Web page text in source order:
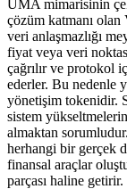
UMA mimarisinin
çözüm katmanı
veri anlaşmazlığı
fiyat veya veri
çağrılır ve protokol
ederler. Bu nedenle
yönetişim tokenidir.
sistem
almaktan
herhangi bir gerçek
finansal araçlar
parçası haline getirir.